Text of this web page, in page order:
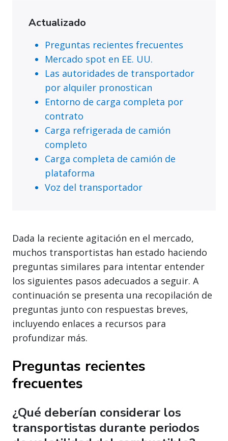
Actualizado
Preguntas recientes frecuentes
Mercado spot en EE. UU.
Las autoridades de transportador
por alquiler pronostican
Entorno de carga completa por
contrato
Carga refrigerada de camión
completo
Carga completa de camión de
plataforma
Voz del transportador
Dada la reciente agitación en el mercado,
muchos transportistas han estado haciendo
preguntas similares para intentar entender
los siguientes pasos adecuados a seguir. A
continuación se presenta una recopilación de
preguntas junto con respuestas breves,
incluyendo enlaces a recursos para
profundizar más.
Preguntas recientes
frecuentes
¿Qué deberían considerar los
transportistas durante periodos